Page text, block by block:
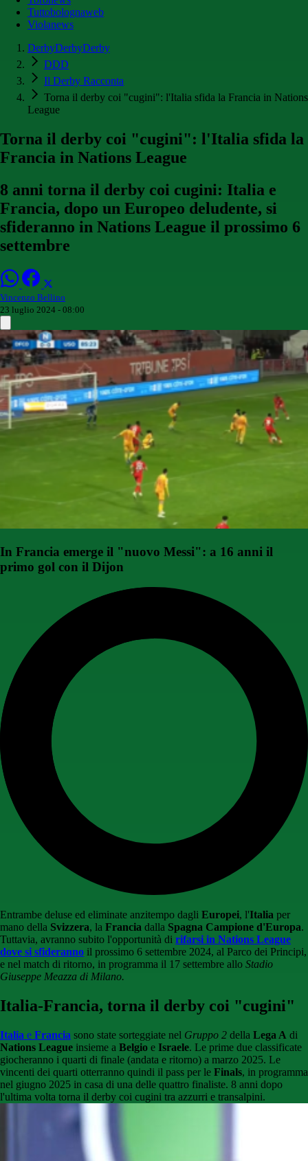
Tuttobolognaweb
Violanews
DerbyDerbyDerby
DDD
Il Derby Racconta
Torna il derby coi "cugini": l'Italia sfida la Francia in Nations
League
Torna il derby coi "cugini": l'Italia sfida la
Francia in Nations League
8 anni torna il derby coi cugini: Italia e
Francia, dopo un Europeo deludente, si
sfideranno in Nations League il prossimo 6
settembre
Vincenzo Bellino
23 luglio 2024 - 08:00
In Francia emerge il "nuovo Messi": a 16 anni il
primo gol con il Dijon
Entrambe deluse ed eliminate anzitempo dagli Europei, l'Italia per
mano della Svizzera, la Francia dalla Spagna Campione d'Europa.
Tuttavia, avranno subito l'opportunità di rifarsi in Nations League
dove si sfideranno il prossimo 6 settembre 2024, al Parco dei Principi,
e nel match di ritorno, in programma il 17 settembre allo Stadio
Giuseppe Meazza di Milano.
Italia-Francia, torna il derby coi "cugini"
Italia e Francia sono state sorteggiate nel Gruppo 2 della Lega A di
Nations League insieme a Belgio e Israele. Le prime due classificate
giocheranno i quarti di finale (andata e ritorno) a marzo 2025. Le
vincenti dei quarti otterranno quindi il pass per le Finals, in programma
nel giugno 2025 in casa di una delle quattro finaliste. 8 anni dopo
l'ultima volta torna il derby coi cugini tra azzurri e transalpini.